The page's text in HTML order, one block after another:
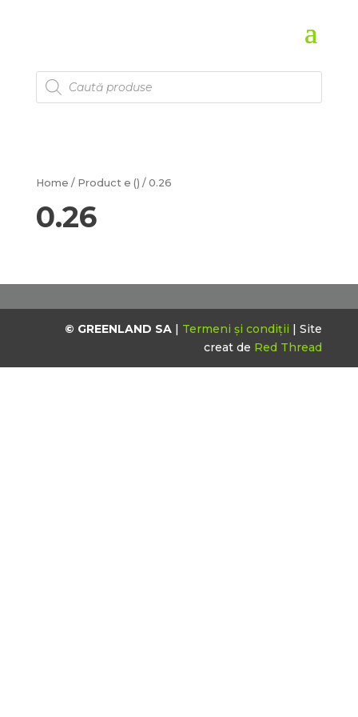
Products
search
Home / Product e () / 0.26
0.26
© GREENLAND SA | Termeni și condiții | Site
creat de Red Thread